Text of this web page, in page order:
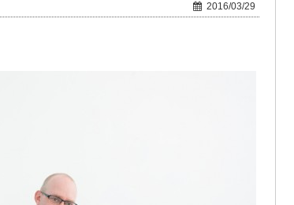
2016/03/29